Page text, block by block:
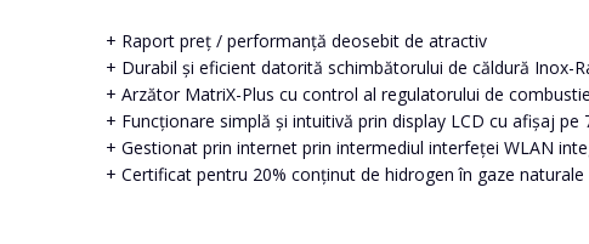
+ Raport preț / performanță deosebit de atractiv
+ Durabil și eficient datorită schimbătorului de căldură Inox-
+ Arzător MatriX-Plus cu control al regulatorului de
+ Funcționare simplă și intuitivă prin display LCD cu afișaj
+ Gestionat prin internet prin intermediul interfeței WLAN
+ Certificat pentru 20% conținut de hidrogen în gaze naturale